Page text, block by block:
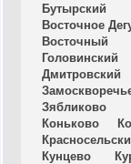
Бутырский
Восточное
Восточный
Головинский
Дмитровский
Зябликово
Коньково
Кунцево